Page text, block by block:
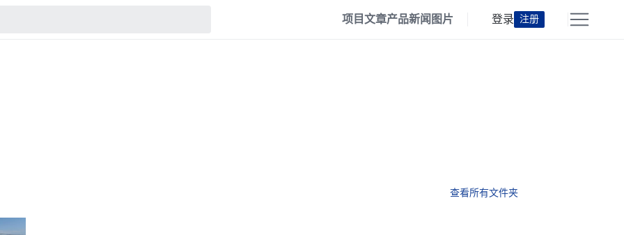
项目文章产品新闻 图片 登录 注册
查看所有文件夹